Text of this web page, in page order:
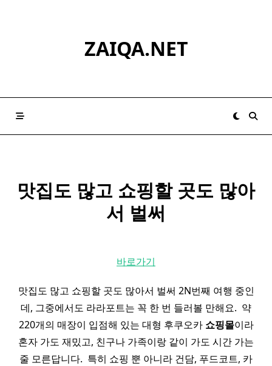
ZAIQA.NET
맛집도 많고 쇼핑할 곳도 많아
서 벌써
바로가기
맛집도 많고 쇼핑할 곳도 많아서 벌써 2N번째 여행 중인
데, 그중에서도 라라포트는 꼭 한 번 들러볼 만해요. ​ 약
220개의 매장이 입점해 있는 대형 후쿠오카 쇼핑몰이라
혼자 가도 재밌고, 친구나 가족이랑 같이 가도 시간 가는
줄 모른답니다. ​ 특히 쇼핑 뿐 아니라 건담, 푸드코트, 카